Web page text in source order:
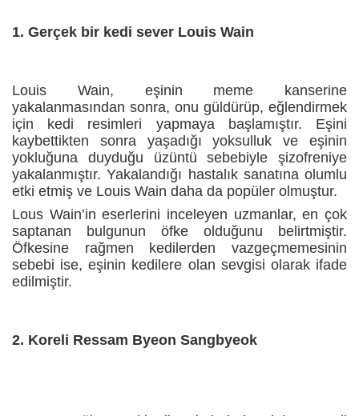
1. Gerçek bir kedi sever Louis Wain
Louis Wain, eşinin meme kanserine
yakalanmasından sonra, onu güldürüp, eğlendirmek
için kedi resimleri yapmaya başlamıştır.
Eşini
kaybettikten sonra yaşadığı yoksulluk ve eşinin
yokluğuna duyduğu üzüntü sebebiyle şizofreniye
yakalanmıştır. Yakalandığı hastalık sanatına olumlu
etki etmiş ve Louis Wain daha da popüler olmuştur.
Lous Wain’in eserlerini inceleyen uzmanlar, en çok
saptanan bulgunun öfke olduğunu belirtmiştir.
Öfkesine rağmen kedilerden vazgeçmemesinin
sebebi ise, eşinin kedilere olan sevgisi olarak ifade
edilmiştir.
2. Koreli Ressam Byeon Sangbyeok